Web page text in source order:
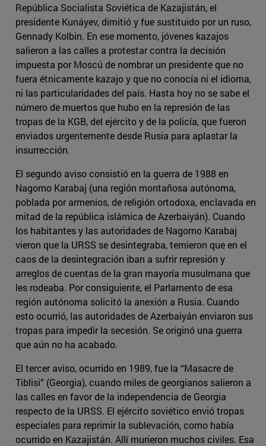
República Socialista Soviética de Kazajistán, el
presidente Kunáyev, dimitió y fue sustituido por un ruso,
Gennady Kolbin. En ese momento, jóvenes kazajos
salieron a las calles a protestar contra la decisión
impuesta por Moscú de nombrar un presidente que no
fuera étnicamente kazajo y que no conocía ni el idioma,
ni las particularidades del país. Hasta hoy no se sabe el
número de muertos que hubo en la represión de las
tropas de la KGB, del ejército y de la policía, que fueron
enviados urgentemente desde Rusia para aplastar la
insurrección.
El segundo aviso consistió en la guerra de 1988 en
Nagorno Karabaj (una región montañosa autónoma,
poblada por armenios, de religión ortodoxa, enclavada en
mitad de la república islámica de Azerbaiyán). Cuando
los habitantes y las autoridades de Nagorno Karabaj
vieron que la URSS se desintegraba, temieron que en el
caos de la desintegración iban a sufrir represión y
arreglos de cuentas de la gran mayoría musulmana que
les rodeaba. Por consiguiente, el Parlamento de esa
región autónoma solicitó la anexión a Rusia. Cuando
esto ocurrió, las autoridades de Azerbaiyán enviaron sus
tropas para impedir la secesión. Se originó una guerra
que aún no ha acabado.
El tercer aviso, ocurrido en 1989, fue la “Masacre de
Tiblisi” (Georgia), cuando miles de georgianos salieron a
las calles en favor de la independencia de Georgia
respecto de la URSS. El ejército soviético envió tropas
especiales para reprimir la sublevación, como había
ocurrido en Kazajistán. Allí murieron muchos civiles. Esa